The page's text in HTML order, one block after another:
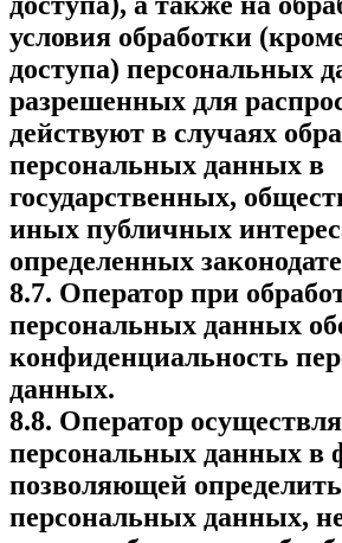
условия обработки
доступа) персональных
разрешенных для
действуют в случаях
персональных данных в
государственных,
иных публичных
определенных
8.7. Оператор при
персональных данных
конфиденциальность
данных.
8.8. Оператор
персональных данных в
позволяющей
персональных данных,